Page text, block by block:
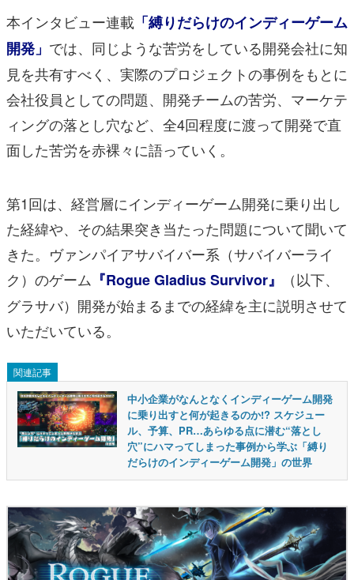
本インタビュー連載 「縛りだらけのインディーゲーム
開発」 では、同じような苦労をしている開発会社に知
見を共有すべく、実際のプロジェクトの事例をもとに
会社役員としての問題、開発チームの苦労、マーケテ
ィングの落とし穴など、全4回程度に渡って開発で直
面した苦労を赤裸々に語っていく。
第1回は、経営層にインディーゲーム開発に乗り出し
た経緯や、その結果突き当たった問題について聞いて
きた。ヴァンパイアサバイバー系（サバイバーライ
ク）のゲーム 『Rogue Gladius Survivor』
（以下、
グラサバ）開発が始まるまでの経緯を主に説明させて
いただいている。
関連記事
中小企業がなんとなくインディーゲーム開発
に乗り出すと何が起きるのか!? スケジュー
ル、予算、PR…あらゆる点に潜む“落とし
穴”にハマってしまった事例から学ぶ「縛り
だらけのインディーゲーム開発」の世界